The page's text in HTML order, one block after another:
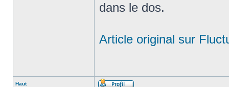
dans le dos.
Article original sur
Haut